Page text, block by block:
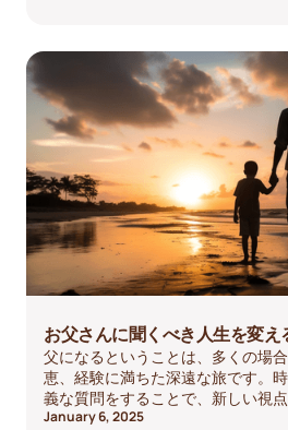
お父さんに聞くべき人生を変
父になるということは、多くの場
恵、経験に満ちた深遠な旅です。
義な質問をすることで、新しい視
り、父親のライフストーリーを次
January 6, 2025